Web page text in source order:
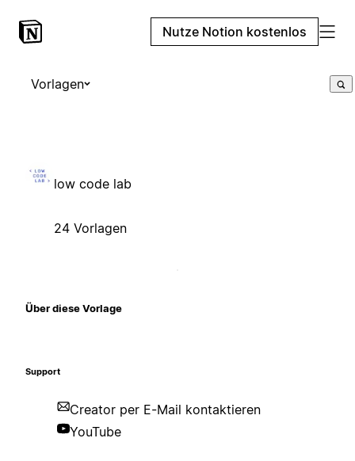
Nutze Notion kostenlos
Vorlagen
low code lab
24 Vorlagen
Über diese Vorlage
Support
Creator per E-Mail kontaktieren
YouTube